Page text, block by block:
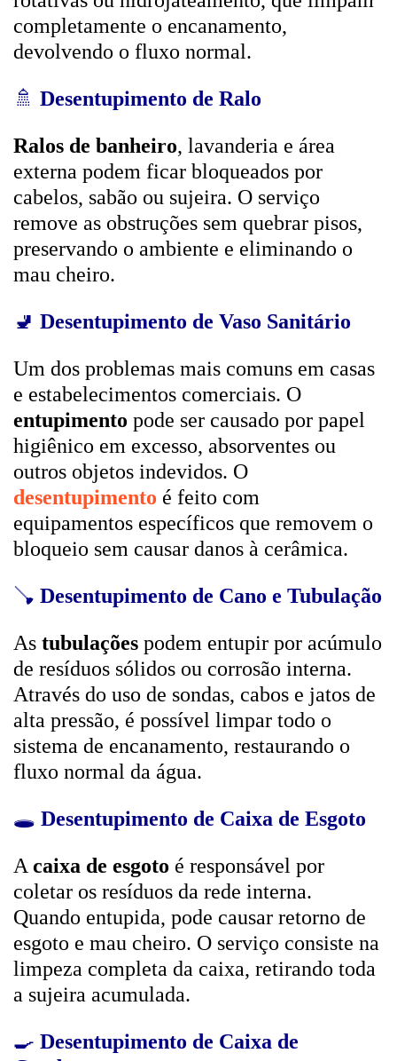
completamente o encanamento,
devolvendo o fluxo normal.
🚿 Desentupimento de Ralo
Ralos de banheiro, lavanderia e área
externa podem ficar bloqueados por
cabelos, sabão ou sujeira. O serviço
remove as obstruções sem quebrar pisos,
preservando o ambiente e eliminando o
mau cheiro.
🚽 Desentupimento de Vaso Sanitário
Um dos problemas mais comuns em casas
e estabelecimentos comerciais. O
entupimento pode ser causado por papel
higiênico em excesso, absorventes ou
outros objetos indevidos. O
desentupimento é feito com
equipamentos específicos que removem o
bloqueio sem causar danos à cerâmica.
🪠 Desentupimento de Cano e Tubulação
As tubulações podem entupir por acúmulo
de resíduos sólidos ou corrosão interna.
Através do uso de sondas, cabos e jatos de
alta pressão, é possível limpar todo o
sistema de encanamento, restaurando o
fluxo normal da água.
🕳️ Desentupimento de Caixa de Esgoto
A caixa de esgoto é responsável por
coletar os resíduos da rede interna.
Quando entupida, pode causar retorno de
esgoto e mau cheiro. O serviço consiste na
limpeza completa da caixa, retirando toda
a sujeira acumulada.
🍳 Desentupimento de Caixa de